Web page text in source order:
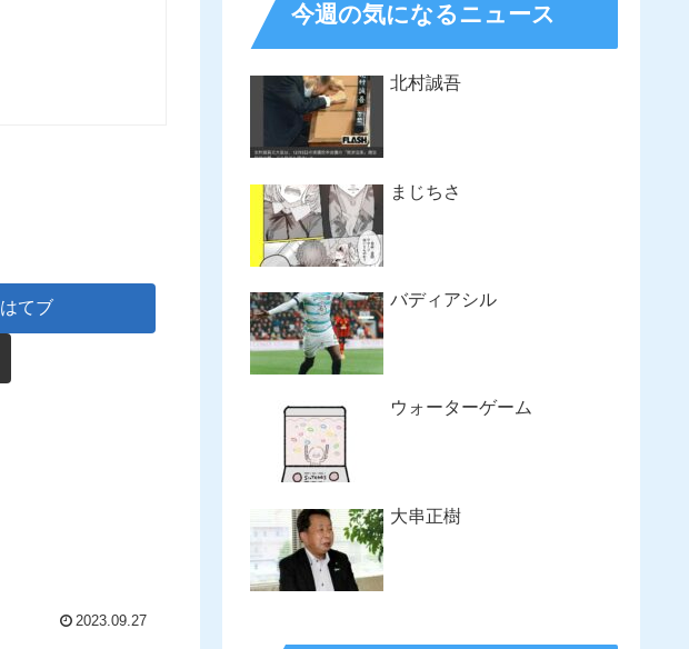
はてブ
2023.09.27
今週の気になるニュース
北村誠吾
まじちさ
バディアシル
ウォーターゲーム
大串正樹